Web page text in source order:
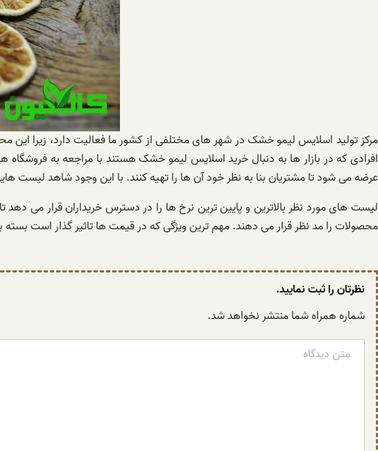
مرکز تولید اسلایس لیمو خشک در شهر های مختلفی از کشور ما فعالیت دارد، زیرا این
افرادی که در بازار ها به دنبال خرید اسلایس لیمو خشک هستند با مراجعه به فروشگاه
عرضه می شود تا مشتریان بنا به نظر خود آن ها را تهیه کنند. با این وجود شاهد
لیست های مورد نظر بالاترین و پایین ترین نرخ ها را در دسترس خریداران قرار می
محصولات را مد نظر قرار می دهند. مهم ترین ویژگی که در قیمت ها تاثیر گذار است بسته
نظرتان را ثبت نمایید.
شماره همراه شما منتشر نخواهد شد.